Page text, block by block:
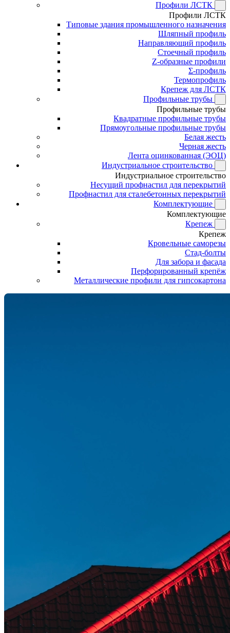
Профили ЛСТК
Профили ЛСТК
Типовые здания промышленного назначения
Шляпный профиль
Направляющий профиль
Стоечный профиль
Z-образные профили
Σ-профиль
Термопрофиль
Крепеж для ЛСТК
Профильные трубы
Профильные трубы
Квадратные профильные трубы
Прямоугольные профильные трубы
Белая жесть
Черная жесть
Лента оцинкованная (ЭОЦ)
Индустриальное строительство
Индустриальное строительство
Несущий профнастил для перекрытий
Профнастил для сталебетонных перекрытий
Комплектующие
Комплектующие
Крепеж
Крепеж
Кровельные саморезы
Стад-болты
Для забора и фасада
Перфорированный крепёж
Металлические профили для гипсокартона